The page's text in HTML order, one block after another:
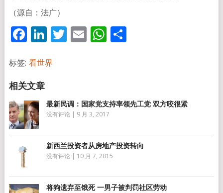
（源自：法广）
Facebook
LinkedIn
Twitter
EmailWhatsApp
分
标签: 看世界
最新民调：国家党支持率领先工党 双方咬很紧
没有评论 | 9 月 3, 2017
新西兰投资者从房地产投资转向
没有评论 | 10 月 7, 2015
将狗遗弃至饿死 一男子被判罚社区劳动